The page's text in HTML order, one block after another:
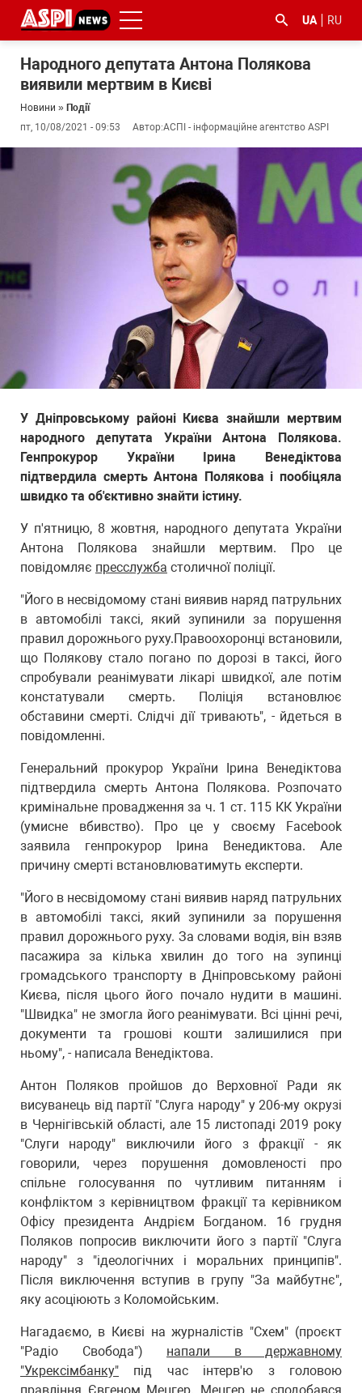
UA RU
Народного депутата Антона Полякова
виявили мертвим в Києві
Новини » Події
пт, 10/08/2021 - 09:53
Автор:АСПІ - інформаційне агентство ASPI
У Дніпровському районі Києва знайшли мертвим
народного депутата України Антона Полякова.
Генпрокурор України Ірина Венедіктова
підтвердила смерть Антона Полякова і пообіцяла
швидко та об'єктивно знайти істину.
У п'ятницю, 8 жовтня, народного депутата України
Антона Полякова знайшли мертвим. Про це
повідомляє пресслужба столичної поліції.
"Його в несвідомому стані виявив наряд патрульних
в автомобілі таксі, який зупинили за порушення
правил дорожнього руху.Правоохоронці встановили,
що Полякову стало погано по дорозі в таксі, його
спробували реанімувати лікарі швидкої, але потім
констатували смерть. Поліція встановлює
обставини смерті. Слідчі дії тривають", - йдеться в
повідомленні.
Генеральний прокурор України Ірина Венедіктова
підтвердила смерть Антона Полякова. Розпочато
кримінальне провадження за ч. 1 ст. 115 КК України
(умисне вбивство). Про це у своєму Facebook
заявила генпрокурор Ірина Венедиктова. Але
причину смерті встановлюватимуть експерти.
"Його в несвідомому стані виявив наряд патрульних
в автомобілі таксі, який зупинили за порушення
правил дорожнього руху. За словами водія, він взяв
пасажира за кілька хвилин до того на зупинці
громадського транспорту в Дніпровському районі
Києва, після цього його почало нудити в машині.
"Швидка" не змогла його реанімувати. Всі цінні речі,
документи та грошові кошти залишилися при
ньому", - написала Венедіктова.
Антон Поляков пройшов до Верховної Ради як
висуванець від партії "Слуга народу" у 206-му окрузі
в Чернігівській області, але 15 листопаді 2019 року
"Слуги народу" виключили його з фракції - як
говорили, через порушення домовленості про
спільне голосування по чутливим питанням і
конфліктом з керівництвом фракції та керівником
Офісу президента Андрієм Богданом. 16 грудня
Поляков попросив виключити його з партії "Слуга
народу" з "ідеологічних і моральних принципів".
Після виключення вступив в групу "За майбутнє",
яку асоціюють з Коломойським.
Нагадаємо, в Києві на журналістів "Схем" (проєкт
"Радіо Свобода") напали в державному
"Укрексімбанку" під час інтерв'ю з головою
#боротьба
корупцією
#ДФС #Київ #коронавірус